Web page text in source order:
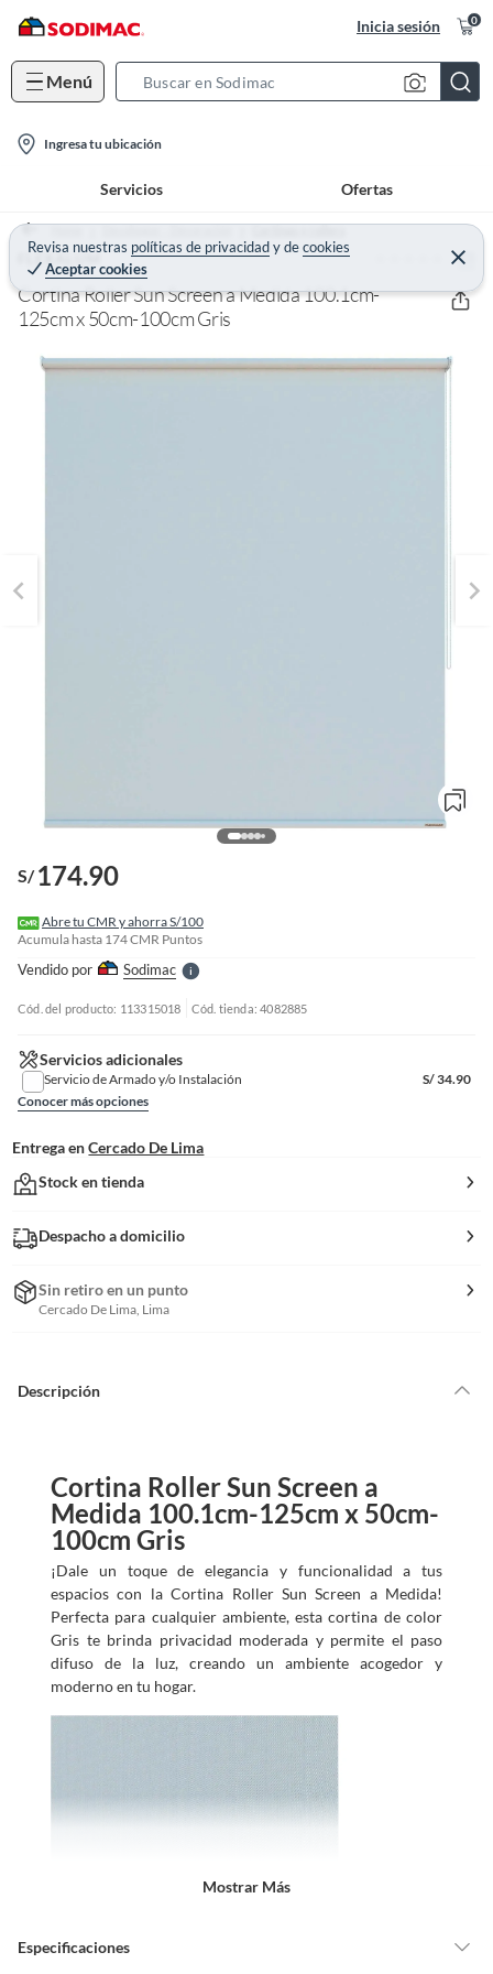
Inicia sesión 0
Menú
h
B
r
a
o
n
Ingresa tu ubicación
Servicios Ofertas
Revisa nuestras políticas de privacidadydecookies
Aceptar cookies
C
e
r
a
Home Decohogar - Decoración Cortinas y rollers
FLEXALUM (0)
Cortina Roller Sun Screen a Medida 100.1cm-
125cm x 50cm-100cm Gris
S/ 174.90
Abre tu CMR y ahorra S/100
Acumula hasta 174CMR Puntos
Vendido por SodimacS
l
l
f
Cód. del producto: 113315018 Cód. tienda: 4082885
Servicios adicionales
Servicio de Armado y/o Instalación S/34.90
Conocer más opciones
Entrega en Cercado De Lima
Stock en tienda
Despacho a domicilio
Sin retiro en un punto
Cercado De Lima, Lima
Descripción
Cortina Roller Sun Screen a
Medida 100.1cm-125cm x 50cm-
100cm Gris
¡Dale un toque de elegancia y funcionalidad a tus
espacios con la Cortina Roller Sun Screen a Medida!
Perfecta para cualquier ambiente, esta cortina de color
Gris te brinda privacidad moderada y permite el paso
difuso de la luz, creando un ambiente acogedor y
moderno en tu hogar.
Mostrar Más
Especificaciones